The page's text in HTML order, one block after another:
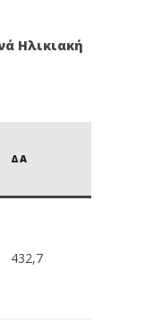
Ηλικιακή
ΔΑ
432,7